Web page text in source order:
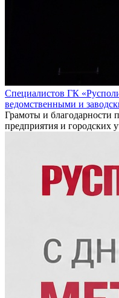
Специалистов ГК
ведомственными и
Грамоты и благодарности
предприятия и городских